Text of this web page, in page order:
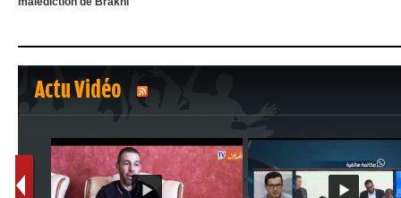
Actu Vidéo
1 2